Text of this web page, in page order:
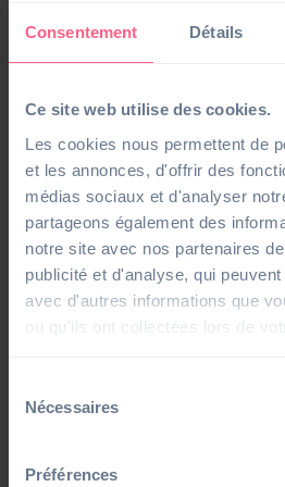
Consentement Détails
Ce site web utilise des cookies.
Les cookies nous permettent de
et les annonces, d'offrir des
médias sociaux et d'analyser
partageons également des
notre site avec nos partenaires
publicité et d'analyse, qui
avec d'autres informations que
ou qu'ils ont collectées lors de
Nécessaires
Préférences
Facture électronique :
06/01/23
Campagne fiscale 2026 :
vos obligations fiscales